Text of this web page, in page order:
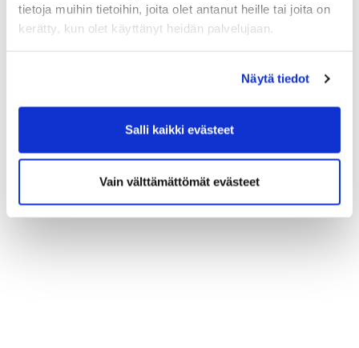
tietoja muihin tietoihin, joita olet antanut heille tai joita on
kerätty, kun olet käyttänyt heidän palvelujaan.
Näytä tiedot
Salli kaikki evästeet
Vain välttämättömät evästeet
I accept the terms of use (*)